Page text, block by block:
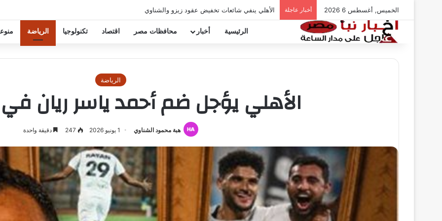
الخميس, أغسطس 6 2026 أخبار عاجلة الأهلي ينفي شائعات تخفيض عقود زيزو والشناوي
الرئيسية أخبار محافظات مصر اقتصاد تكنولوجيا الرياضة
الرياضة
الأهلي يؤجل ضم أحمد ياسر ريان في
هبة محمود الشناوي 1 يونيو 2026 247 دقيقة واحدة